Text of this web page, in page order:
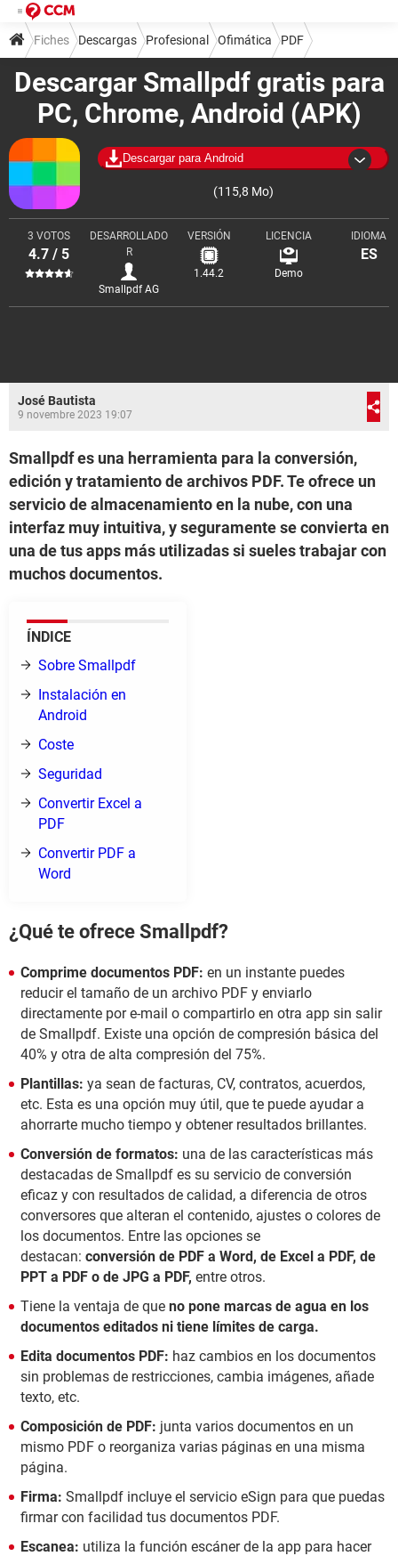
Descargar Smallpdf gratis para
PC, Chrome, Android (APK)
Descargar para Android
(115,8 Mo)
3 VOTOS
4.7 / 5
DESARROLLADO
R
Smallpdf AG
VERSIÓN
1.44.2
LICENCIA
Demo
IDIOMA
ES
Fiches Descargas Profesional Ofimática PDF
José Bautista
9 novembre 2023 19:07
Smallpdf es una herramienta para la conversión,
edición y tratamiento de archivos PDF. Te ofrece un
servicio de almacenamiento en la nube, con una
interfaz muy intuitiva, y seguramente se convierta en
una de tus apps más utilizadas si sueles trabajar con
muchos documentos.
ÍNDICE
Sobre Smallpdf
Instalación en
Android
Coste
Seguridad
Convertir Excel a
PDF
Convertir PDF a
Word
¿Qué te ofrece Smallpdf?
Comprime documentos PDF: en un instante puedes
reducir el tamaño de un archivo PDF y enviarlo
directamente por e-mail o compartirlo en otra app sin salir
de Smallpdf. Existe una opción de compresión básica del
40% y otra de alta compresión del 75%.
Plantillas: ya sean de facturas, CV, contratos, acuerdos,
etc. Esta es una opción muy útil, que te puede ayudar a
ahorrarte mucho tiempo y obtener resultados brillantes.
Conversión de formatos: una de las características más
destacadas de Smallpdf es su servicio de conversión
eficaz y con resultados de calidad, a diferencia de otros
conversores que alteran el contenido, ajustes o colores de
los documentos. Entre las opciones se
destacan: conversión de PDF a Word, de Excel a PDF, de
PPT a PDF o de JPG a PDF, entre otros.
Tiene la ventaja de que no pone marcas de agua en los
documentos editados ni tiene límites de carga.
Edita documentos PDF: haz cambios en los documentos
sin problemas de restricciones, cambia imágenes, añade
texto, etc.
Composición de PDF: junta varios documentos en un
mismo PDF o reorganiza varias páginas en una misma
página.
Firma: Smallpdf incluye el servicio eSign para que puedas
firmar con facilidad tus documentos PDF.
Escanea: utiliza la función escáner de la app para hacer